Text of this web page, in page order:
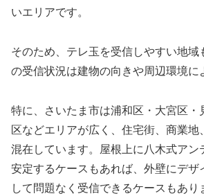
いエリアです。
そのため、テレ玉を受信しやすい地域
の受信状況は建物の向きや周辺環境に
特に、さいたま市は浦和区・大宮区・
区などエリアが広く、住宅街、商業地
混在しています。屋根上に八木式アン
安定するケースもあれば、外壁にデザ
して問題なく受信できるケースもあり